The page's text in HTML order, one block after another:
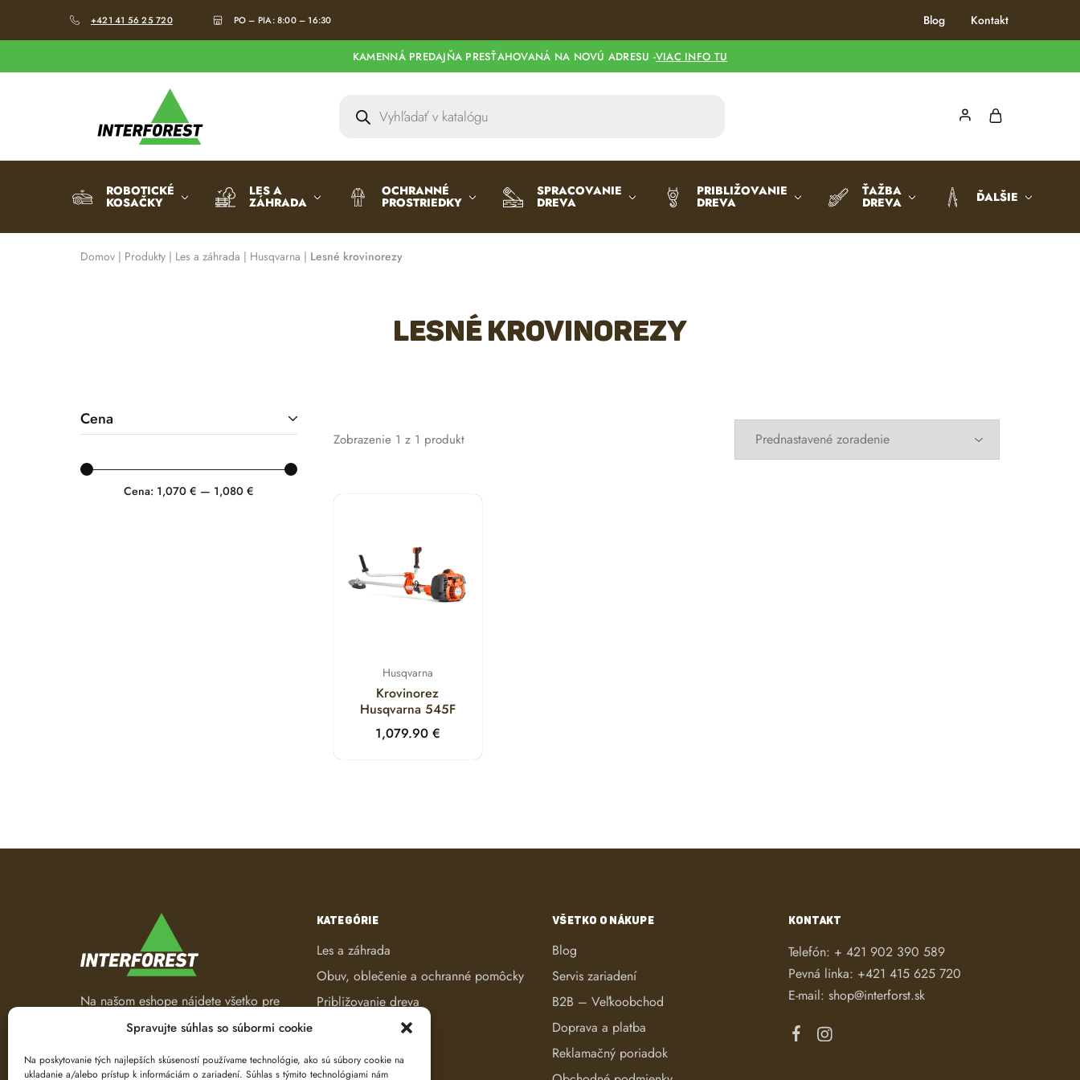
Spravujte súhlas so súbormi cookie
Na poskytovanie tých najlepších skúseností používame technológie, ako sú súbory cookie na
ukladanie a/alebo prístup k informáciám o zariadení. Súhlas s týmito technológiami nám
+421 41 56 25 720 PO – PIA: 8:00 – 16:30 Blog Kontakt
KAMENNÁ PREDAJŇA PRESŤAHOVANÁ NA NOVÚ ADRESU -VIAC INFO TU
Interforst.sk
Všetko
a
ROBOTICKÉ
KOSAČKY
LES A
ZÁHRADA
OCHRANNÉ
PROSTRIEDKY
SPRACOVANIE
DREVA
PRIBLIŽOVANIE
DREVA
ŤAŽBA
DREVA ĎALŠIE
Domov | Produkty | Les a záhrada | Husqvarna | Lesné krovinorezy
Lesné krovinorezy
Zobrazenie 1 z 1 produkt
Husqvarna
Krovinorez
Husqvarna 545F
1,079.90 €
Cena
Cena: 1,070 € — 1,080 €
Na našom eshope nájdete všetko pre
les a záhradu. Od pracovného
oblečenia, nástrojov na ťažbu a
spracovanie dreva až po ručné
KATEGÓRIE
Les a záhrada
Obuv, oblečenie a ochranné pomôcky
Približovanie dreva
Robotické kosačky
Spracovanie dreva
VŠETKO O NÁKUPE
Blog
Servis zariadení
B2B – Veľkoobchod
Doprava a platba
Reklamačný poriadok
KONTAKT
Telefón: + 421 902 390 589
Pevná linka: +421 415 625 720
E-mail: shop@interforst.sk